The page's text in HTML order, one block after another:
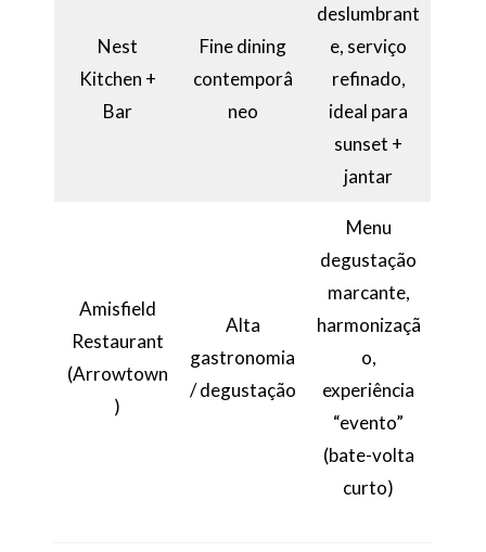
Nest
Kitchen +
Bar
Fine dining
contemporâ
neo
deslumbrant
e, serviço
refinado,
ideal para
sunset +
jantar
Amisfield
Restaurant
(Arrowtown
)
Alta
gastronomia
/ degustação
Menu
degustação
marcante,
harmonizaçã
o,
experiência
“evento”
(bate-volta
curto)